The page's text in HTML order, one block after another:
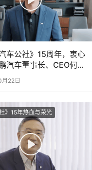
车公社》15周年，衷心
汽车董事长、CEO何小
车公社》发来的诚挚祝
22日
》15年热血与荣光